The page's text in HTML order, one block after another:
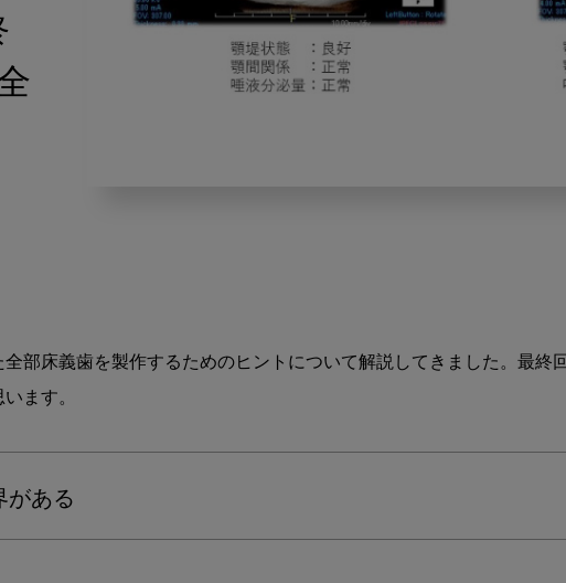
ワ
座
部床義歯を製作するためのヒントについて解説してきました。最終
ます。
がある